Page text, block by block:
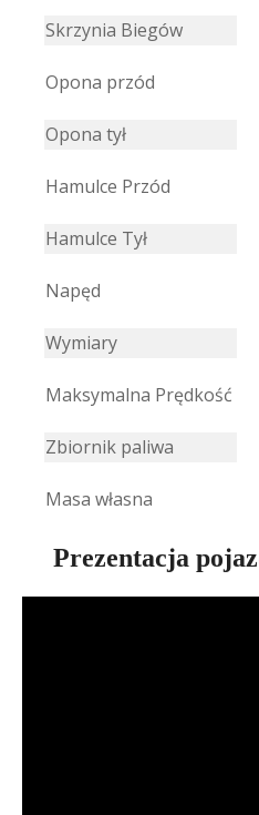
Skrzynia Biegów
Opona przód
Opona tył
Hamulce Przód
Hamulce Tył
Napęd
Wymiary
Maksymalna Prędkość
Zbiornik paliwa
Masa własna
Prezentacja